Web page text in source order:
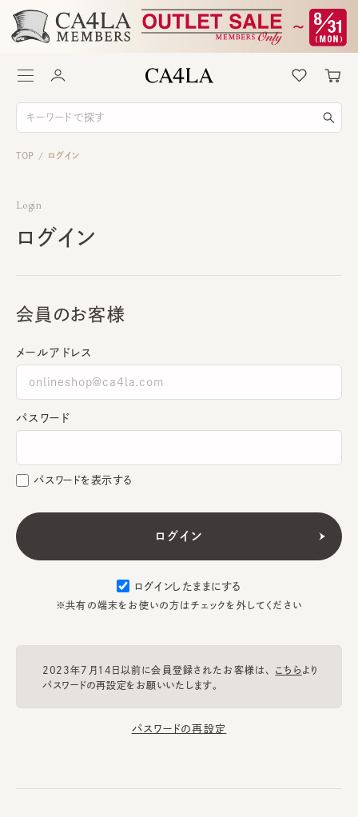
TOP / ログイン
Login
ログイン
会員のお客様
メールアドレス
パスワード
パスワードを表示する
ログインしたままにする
※共有の端末をお使いの方はチェックを外してください
2023年7月14日以前に会員登録されたお客様は、 こちらより
パスワードの再設定をお願いいたします。
パスワードの再設定